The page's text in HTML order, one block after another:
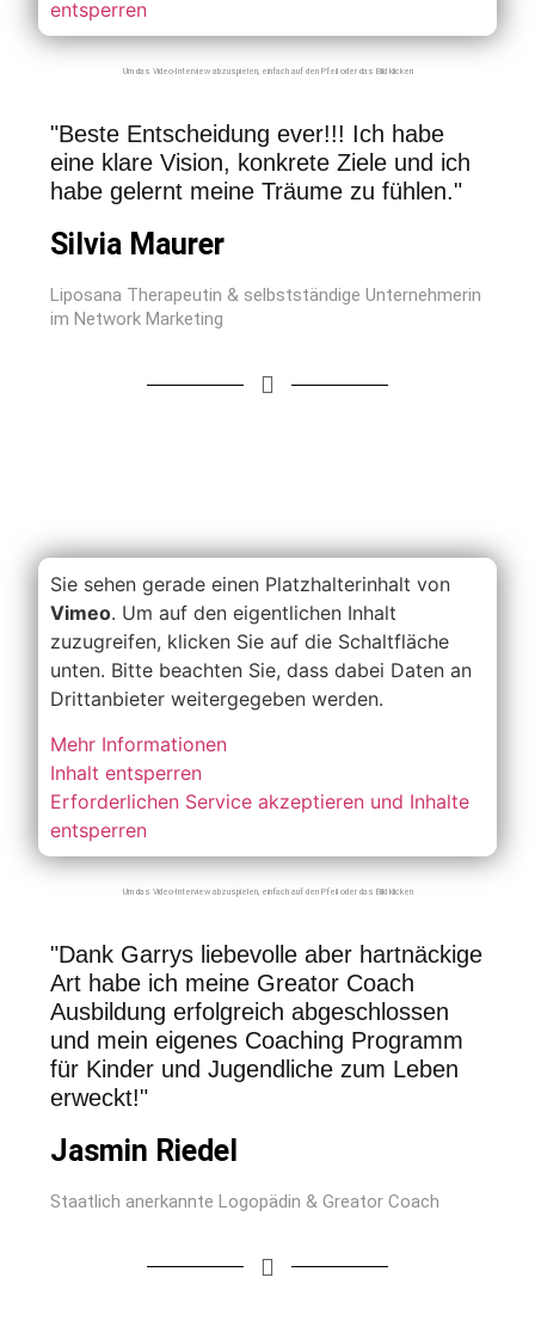
entsperren
Um das Video-Interview abzuspielen, einfach auf den Pfeil oder das Bild klicken
"Beste Entscheidung ever!!! Ich habe
eine klare Vision, konkrete Ziele und ich
habe gelernt meine Träume zu fühlen."
Silvia Maurer
Liposana Therapeutin & selbstständige Unternehmerin
im Network Marketing
Sie sehen gerade einen Platzhalterinhalt von
Vimeo. Um auf den eigentlichen Inhalt
zuzugreifen, klicken Sie auf die Schaltfläche
unten. Bitte beachten Sie, dass dabei Daten an
Drittanbieter weitergegeben werden.
Mehr Informationen
Inhalt entsperren
Erforderlichen Service akzeptieren und Inhalte
entsperren
Um das Video-Interview abzuspielen, einfach auf den Pfeil oder das Bild klicken
"Dank Garrys liebevolle aber hartnäckige
Art habe ich meine Greator Coach
Ausbildung erfolgreich abgeschlossen
und mein eigenes Coaching Programm
für Kinder und Jugendliche zum Leben
erweckt!"
Jasmin Riedel
Staatlich anerkannte Logopädin & Greator Coach